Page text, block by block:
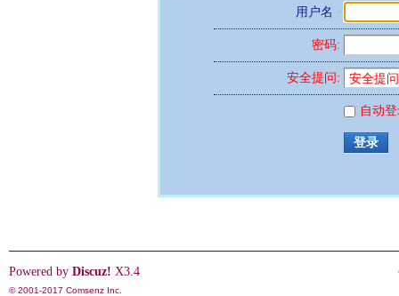
用户名
密码:
安全提问:
自动
登录
Powered by Discuz! X3.4
© 2001-2017 Comsenz Inc.